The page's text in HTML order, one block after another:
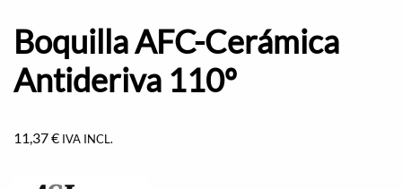
Boquilla AFC-Cerámica
Antideriva 110º
11,37€ IVA INCL.